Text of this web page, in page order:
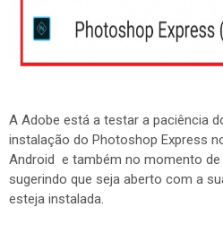
A Adobe está a testar a paciência
instalação do Photoshop Express
Android e também no momento de
sugerindo que seja aberto com a
esteja instalada.